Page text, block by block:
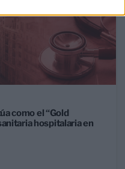
como el “Gold
hospitalaria en